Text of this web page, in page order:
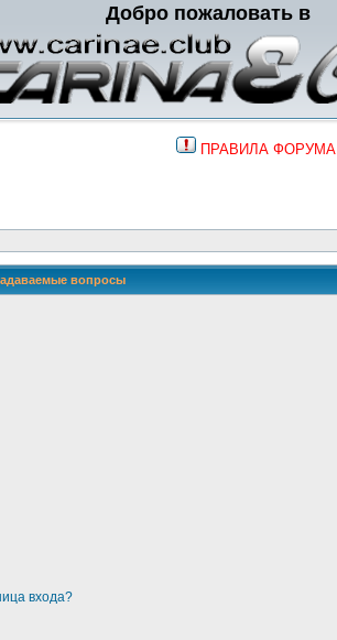
Добро пожаловать в
ПРАВИЛА ФОРУМА
вопросы
входа?